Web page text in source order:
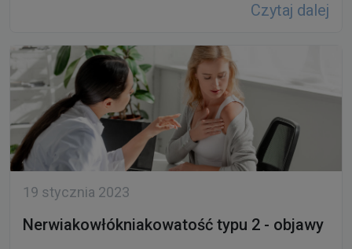
Czytaj dalej
19 stycznia 2023
Nerwiakowłókniakowatość typu 2 - objawy